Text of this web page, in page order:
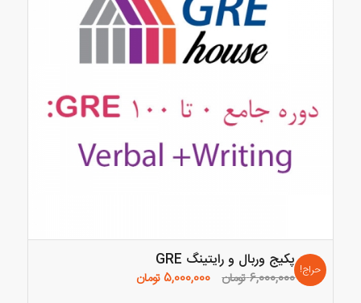
پکیج وربال و رایتینگ GRE
6,000,000تومان قیمت
5,000,000تومانقیمت
حراج!